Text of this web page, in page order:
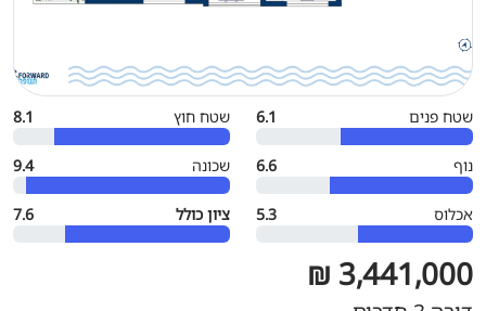
שטח פנים 6.1 שטח חוץ 8.1
נוף 6.6 שכונה 9.4
אכלוס 5.3 ציון כולל 7.6
3,441,000 ₪